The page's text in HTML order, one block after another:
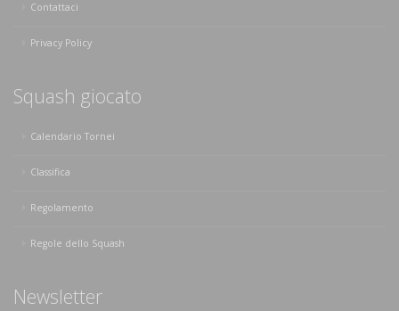
Contattaci
Privacy Policy
Squash giocato
Calendario Tornei
Classifica
Regolamento
Regole dello Squash
Newsletter